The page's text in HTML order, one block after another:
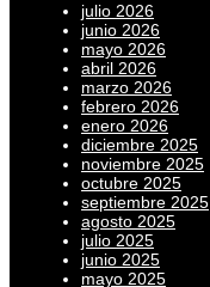
julio 2026
junio 2026
mayo 2026
abril 2026
marzo 2026
febrero 2026
enero 2026
diciembre 2025
noviembre 2025
octubre 2025
septiembre 2025
agosto 2025
julio 2025
junio 2025
mayo 2025